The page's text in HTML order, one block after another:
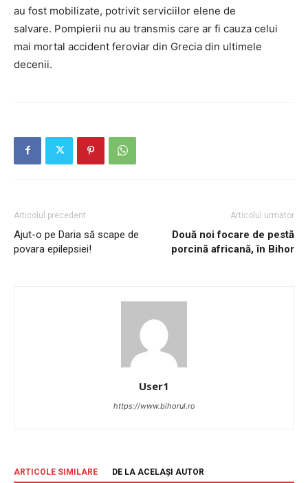
au fost mobilizate, potrivit serviciilor elene de
salvare. Pompierii nu au transmis care ar fi cauza celui
mai mortal accident feroviar din Grecia din ultimele
decenii.
Articolul precedent
Ajut-o pe Daria să scape de
povara epilepsiei!
Articolul următor
Două noi focare de pestă
porcină africană, în Bihor
User1
https://www.bihorul.ro
ARTICOLE SIMILARE DE LA ACELAȘI AUTOR